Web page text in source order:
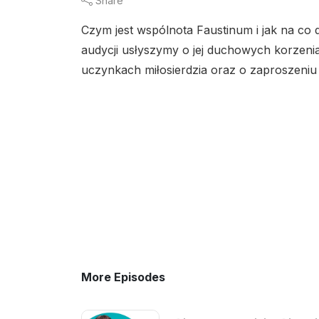
Czym jest wspólnota Faustinum i jak na co
audycji usłyszymy o jej duchowych
uczynkach miłosierdzia oraz o
More Episodes